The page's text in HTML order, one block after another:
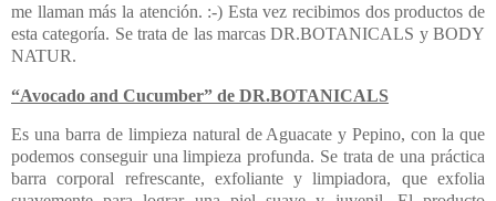
me llaman más la atención. :-) Esta vez recibimos dos productos de
esta categoría. Se trata de las marcas DR.BOTANICALS y BODY
NATUR.
“Avocado and Cucumber” de DR.BOTANICALS
Es una barra de limpieza natural de Aguacate y Pepino, con la que
podemos conseguir una limpieza profunda. Se trata de una práctica
barra corporal refrescante, exfoliante y limpiadora, que exfolia